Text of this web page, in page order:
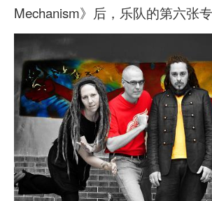
Mechanism》后，乐队的第六张专